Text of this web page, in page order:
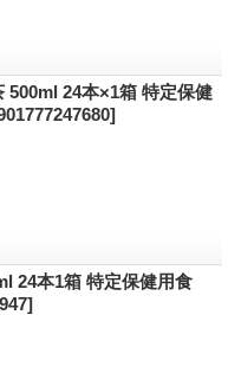
500ml 24本×1箱 特定保健
24本1箱 特定保健用食